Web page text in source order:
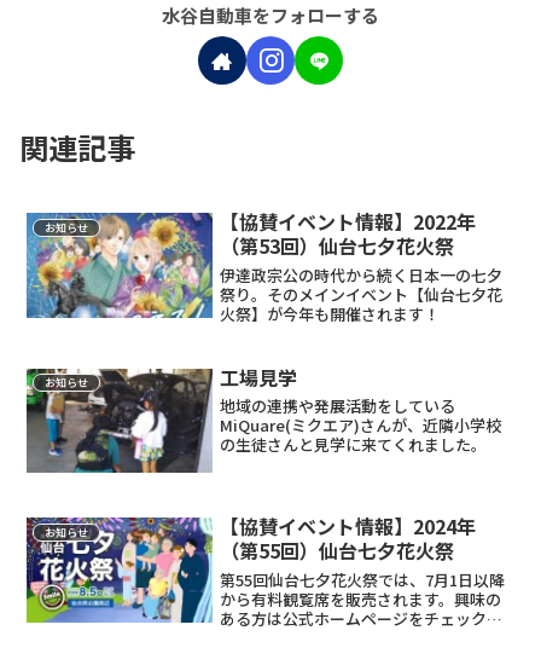
水谷自動車をフォローする
関連記事
お知らせ
【協賛イベント情報】2022年
（第53回）仙台七夕花火祭
伊達政宗公の時代から続く日本一の七夕
祭り。そのメインイベント【仙台七夕花
火祭】が今年も開催されます！
お知らせ 工場見学
地域の連携や発展活動をしている
MiQuare(ミクエア)さんが、近隣小学校
の生徒さんと見学に来てくれました。
お知らせ
【協賛イベント情報】2024年
（第55回）仙台七夕花火祭
第55回仙台七夕花火祭では、7月1日以降
から有料観覧席を販売されます。興味の
ある方は公式ホームページをチェックし